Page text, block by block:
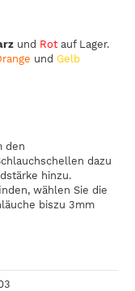
und Rot auf Lager.
und Gelb
den
dazu
hinzu.
wählen Sie die
biszu 3mm